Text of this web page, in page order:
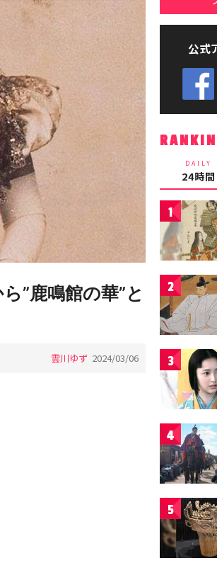
”鹿鳴館の華”と
雲川ゆず 2024/03/06
公式
DAILY
24時間
1
2
3
4
5